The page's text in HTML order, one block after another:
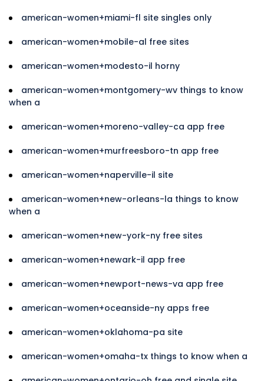
american-women+miami-fl site singles only
american-women+mobile-al free sites
american-women+modesto-il horny
american-women+montgomery-wv things to know
when a
american-women+moreno-valley-ca app free
american-women+murfreesboro-tn app free
american-women+naperville-il site
american-women+new-orleans-la things to know
when a
american-women+new-york-ny free sites
american-women+newark-il app free
american-women+newport-news-va app free
american-women+oceanside-ny apps free
american-women+oklahoma-pa site
american-women+omaha-tx things to know when a